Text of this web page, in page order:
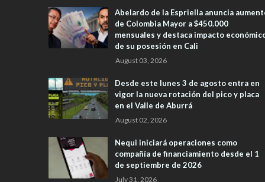
Abelardo de la Espriella anuncia
de Colombia Mayor a $450.000
mensuales y destaca impacto
de su posesión en Cali
August 03, 2026
Desde este lunes 3 de agosto entra en
vigor la nueva rotación del pico y placa
en el Valle de Aburrá
August 02, 2026
Nequi iniciará operaciones como
compañía de financiamiento desde el 1
de septiembre de 2026
July 31, 2026